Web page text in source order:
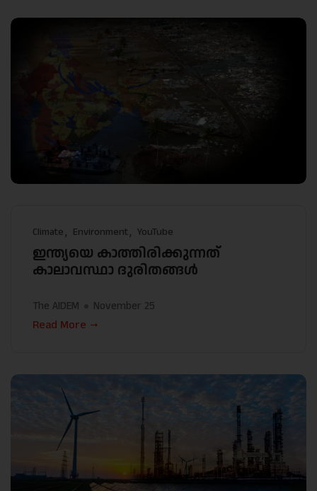
Climate Environment YouTube
ഇന്ത്യയെ കാത്തിരിക്കുന്നത്
കാലാവസ്ഥാ ദുരിതങ്ങൾ
The AIDEM November 25
Read More